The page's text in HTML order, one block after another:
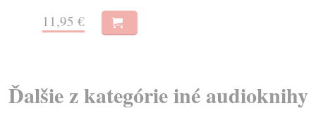
11,95 €
Ďalšie z kategórie iné audioknihy